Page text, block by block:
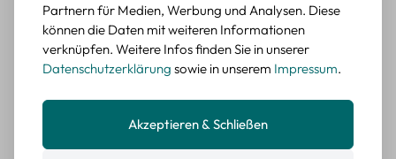
Scrapbooking Sticker Meer
Himmel – 30 transparente
PET-Filmsticker Set
100 selbstklebende Motive
Partnern für Medien, Werbung und Analysen. Diese
können die Daten mit weiteren Informationen
verknüpfen. Weitere Infos finden Sie in unserer
Datenschutzerklärung sowie in unserem Impressum.
Akzeptieren & Schließen